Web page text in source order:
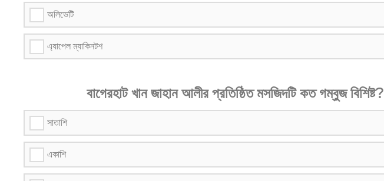
অলিভেটি
এ্যাপেল ম্যাকিনটশ
বাগেরহাট খান জাহান আলীর প্রতিষ্ঠিত মসজিদটি কত গম্বুজ বিশিষ্ট?
সাতাশি
একাশি